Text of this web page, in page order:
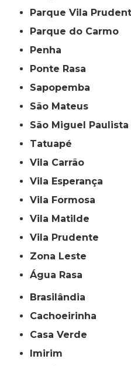
Parque Vila
Parque do Carmo
Penha
Ponte Rasa
Sapopemba
São Mateus
São Miguel Paulista
Tatuapé
Vila Carrão
Vila Esperança
Vila Formosa
Vila Matilde
Vila Prudente
Zona Leste
Água Rasa
Brasilândia
Cachoeirinha
Casa Verde
Imirim